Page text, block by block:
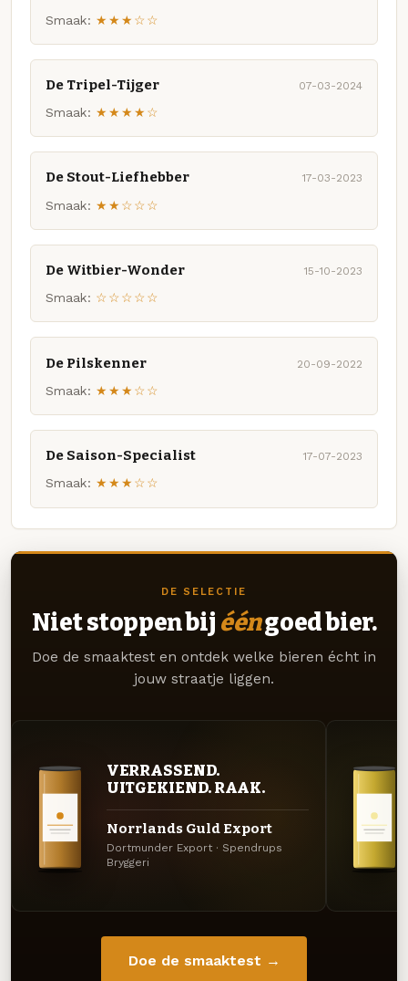
Smaak: ★★★☆☆
De Tripel-Tijger 07-03-2024
Smaak: ★★★★☆
De Stout-Liefhebber 17-03-2023
Smaak: ★★☆☆☆
De Witbier-Wonder 15-10-2023
Smaak: ☆☆☆☆☆
De Pilskenner 20-09-2022
Smaak: ★★★☆☆
De Saison-Specialist 17-07-2023
Smaak: ★★★☆☆
DE SELECTIE
Niet stoppen bij ééngoed bier.
Doe de smaaktest en ontdek welke bieren écht in
jouw straatje liggen.
VERRASSEND.
UITGEKIEND. RAAK.
Norrlands Guld Export
Dortmunder Export · Spendrups
Bryggeri
Doe de smaaktest →